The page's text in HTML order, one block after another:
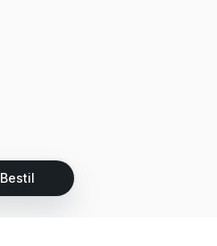
Bestil